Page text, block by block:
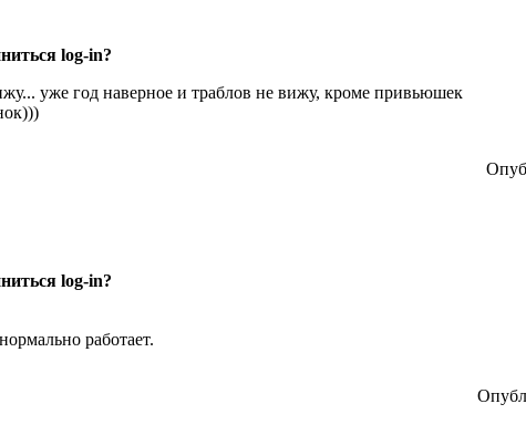
log-in?
уже год наверное и траблов не вижу, кроме привьюшек
log-in?
работает.